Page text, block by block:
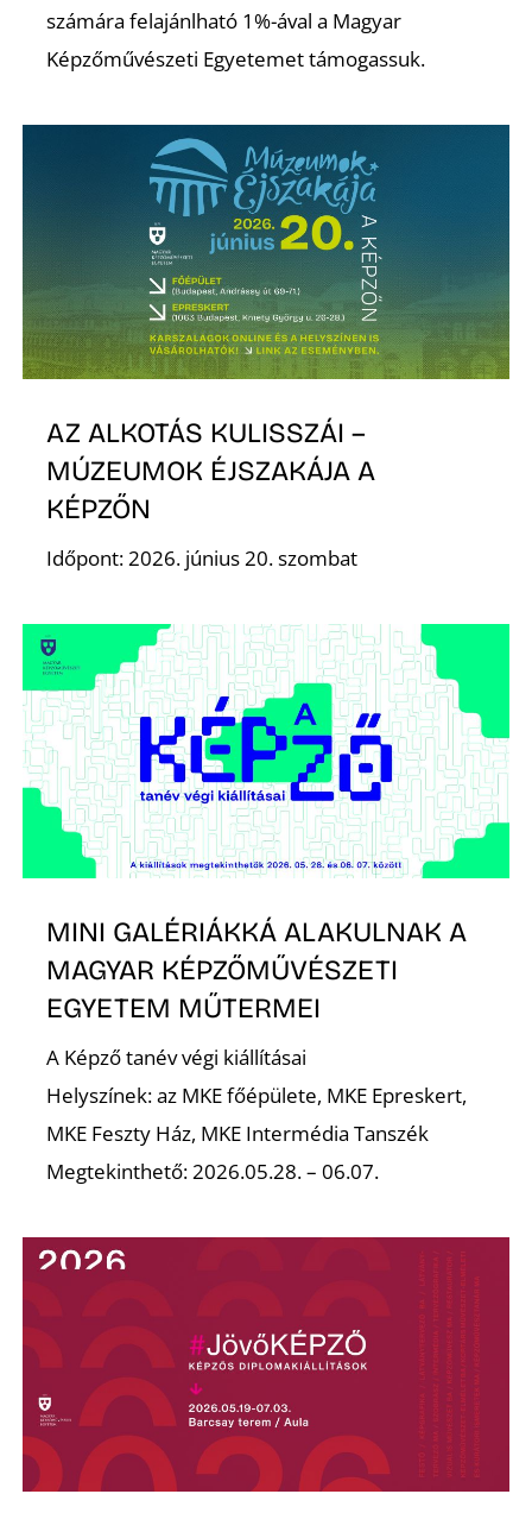
számára felajánlható 1%-ával a Magyar
Képzőművészeti Egyetemet támogassuk.
AZ ALKOTÁS KULISSZÁI –
MÚZEUMOK ÉJSZAKÁJA A
KÉPZŐN
Időpont: 2026. június 20. szombat
MINI GALÉRIÁKKÁ ALAKULNAK A
MAGYAR KÉPZŐMŰVÉSZETI
EGYETEM MŰTERMEI
A Képző tanév végi kiállításai
Helyszínek: az MKE főépülete, MKE Epreskert,
MKE Feszty Ház, MKE Intermédia Tanszék
Megtekinthető: 2026.05.28. – 06.07.